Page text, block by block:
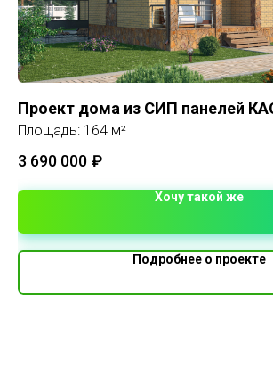
Проект дома из СИП панелей
Площадь: 164 м²
3 690 000 ₽
Хочу такой же
Подробнее о проекте